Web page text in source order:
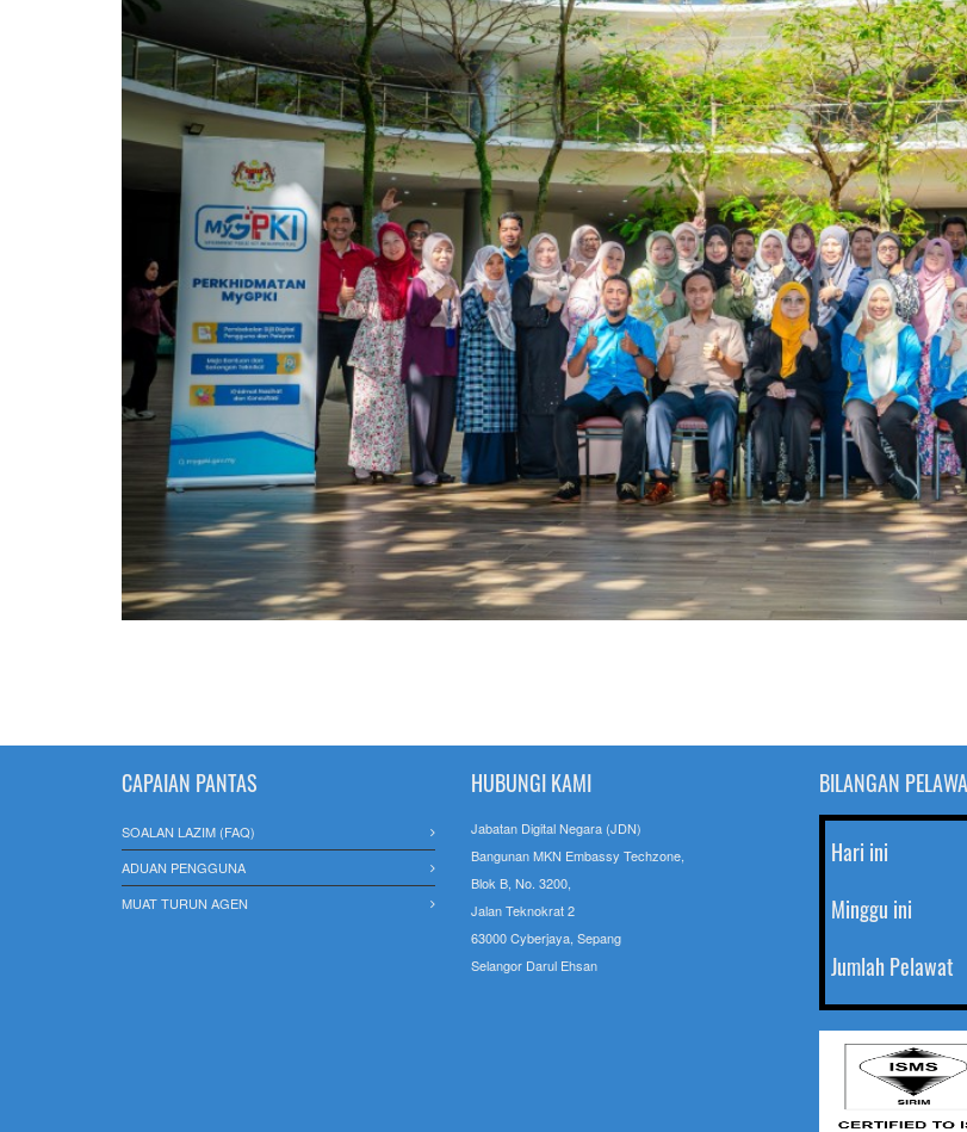
CAPAIAN PANTAS
SOALAN LAZIM (FAQ)
ADUAN PENGGUNA
MUAT TURUN AGEN
HUBUNGI KAMI
Jabatan Digital Negara (JDN)
Bangunan MKN Embassy Techzone,
Blok B, No. 3200,
Jalan Teknokrat 2
63000 Cyberjaya, Sepang
Selangor Darul Ehsan
BILANGAN
Hari ini
Minggu ini
Jumlah Pelawat